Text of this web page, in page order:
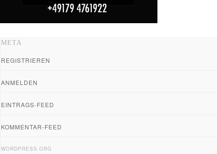
META
REGISTRIEREN
ANMELDEN
EINTRAGS-FEED
KOMMENTAR-FEED
WORDPRESS.ORG